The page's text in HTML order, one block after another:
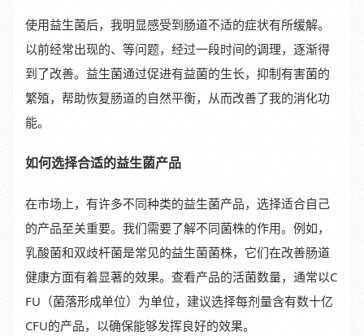
使用益生菌后，我明显感受到肠道不适的症状有所缓解。
以前经常出现的、等问题，经过一段时间的调理，逐渐得
到了改善。益生菌通过促进有益菌的生长，抑制有害菌的
繁殖，帮助恢复肠道的自然平衡，从而改善了我的消化功
能。
如何选择合适的益生菌产品
在市场上，有许多不同种类的益生菌产品，选择适合自己
的产品至关重要。我们需要了解不同菌株的作用。例如，
乳酸菌和双歧杆菌是常见的益生菌菌株，它们在改善肠道
健康方面有着显著的效果。查看产品的活菌数量，通常以C
FU（菌落形成单位）为单位，建议选择每剂量含有数十亿
CFU的产品，以确保能够发挥良好的效果。